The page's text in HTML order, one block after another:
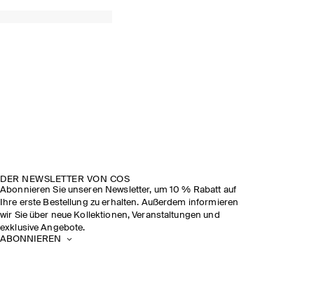
DER NEWSLETTER VON COS
Abonnieren Sie unseren Newsletter, um 10 % Rabatt auf
Ihre erste Bestellung zu erhalten. Außerdem informieren
wir Sie über neue Kollektionen, Veranstaltungen und
exklusive Angebote.
ABONNIEREN